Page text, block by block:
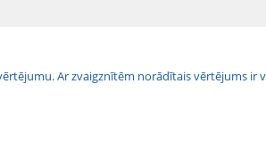
Ar zvaigznītēm norādītais vērtējums